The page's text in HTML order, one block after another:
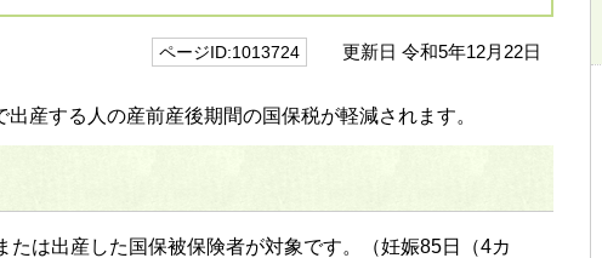
ページID:1013724 更新日 令和5年12月22日
産する人の産前産後期間の国保税が軽減されます。
たは出産した国保被保険者が対象です。（妊娠85日（4カ